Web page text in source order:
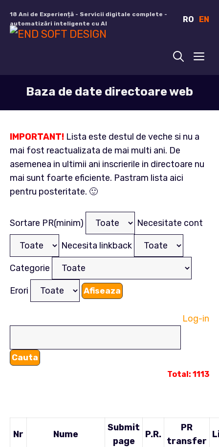
conținut
18 Ani de Experiență - Servicii digitale complete -
automatizări inteligente cu AI
RO EN
Baza de date directoare web
IMPORTANT! Lista este destul de veche si nu a
mai fost reactualizata de mai multi ani. De
asemenea in ultimii ani inscrierile in directoare nu
mai sunt foarte eficiente. Pastram lista aici
pentru posteritate. 🙂
Sortare PR(minim) Necesitate cont
Necesita linkback
Categorie
Erori
Log-in
Total: 1113
Nr Nume
Submit
page
P.R.
PR
transfer